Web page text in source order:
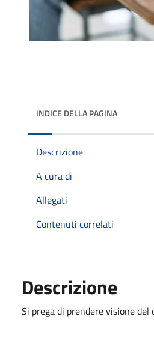
INDICE DELLA PAGINA
Descrizione
A cura di
Allegati
Contenuti correlati
Descrizione
Si prega di prendere visione